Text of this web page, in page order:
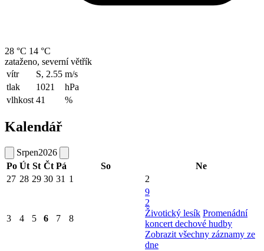
28 °C 14 °C
zataženo, severní větřík
vítr
S, 2.55 m/s
tlak
1021
hPa
vlhkost 41 %
Kalendář
Srpen2026
Po Út St Čt Pá So
Ne
27 28 29 30 31 1 2
3 4 5 6 7 8
9
2
Životický lesík Promenádní
koncert dechové hudby
Zobrazit všechny záznamy ze
dne